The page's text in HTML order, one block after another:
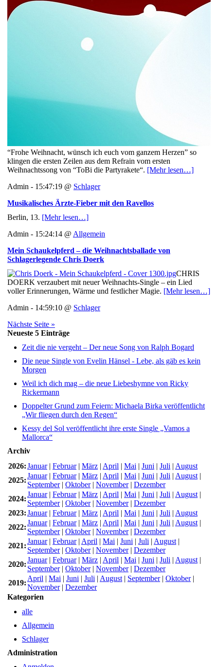
“Frohe Weihnacht, wünsch ich euch vom ganzem Herzen” so
klingen die ersten Zeilen aus dem Refrain vom ersten
Weihnachtssong von “ToBi die Partyrakete“. [Mehr lesen…]
Admin - 15:47:19 @ Schlager
Musikalisches Ärzte-Fieber mit den Ravellos
Berlin, 13. [Mehr lesen…]
Admin - 15:24:14 @ Allgemein
Mein Schaukelpferd – die Weihnachtsballade von
Schlagerlegende Chris Doerk
CHRIS
DOERK verzaubert mit neuer Weihnachts-Single – ein Lied
voller Erinnerungen, Wärme und festlicher Magie. [Mehr lesen…]
Admin - 14:59:10 @ Schlager
Nächste Seite »
Neueste 5 Einträge
Zeit die nie vergeht – Der neue Song von Ralph Bogard
Die neue Single von Evelin Hänsel - Lebe, als gäb es kein
Morgen
Weil ich dich mag – die neue Liebeshymne von Ricky
Rickermann
Doppelter Grund zum Feiern: Michaela Birka veröffentlicht
„Wir fliegen durch den Regen“
Kessy del Sol veröffentlicht ihre erste Single „Vamos a
Mallorca“
Archiv
2026:Januar| Februar| März | April | Mai | Juni | Juli | August
2025:
Januar| Februar| März | April | Mai | Juni | Juli | August |
September| Oktober| November| Dezember
2024:
Januar| Februar| März | April | Mai | Juni | Juli | August |
September| Oktober| November| Dezember
2023:Januar| Februar| März | April | Mai | Juni | Juli | August
2022:
Januar| Februar| März | April | Mai | Juni | Juli | August |
September| Oktober| November| Dezember
2021:
Januar| Februar| April | Mai | Juni | Juli | August |
September| Oktober| November| Dezember
2020:
Januar| Februar| März | April | Mai | Juni | Juli | August |
September| Oktober| November| Dezember
2019:
April | Mai | Juni | Juli | August | September| Oktober|
November| Dezember
Kategorien
alle
Allgemein
Schlager
Administration